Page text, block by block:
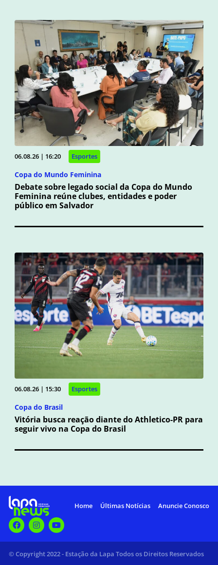
06.08.26 | 16:20 Esportes
Copa do Mundo Feminina
Debate sobre legado social da Copa do Mundo
Feminina reúne clubes, entidades e poder
público em Salvador
06.08.26 | 15:30 Esportes
Copa do Brasil
Vitória busca reação diante do Athletico-PR para
seguir vivo na Copa do Brasil
Home Últimas Notícias Anuncie Conosco
© Copyright 2022 - Estação da Lapa Todos os Direitos Reservados